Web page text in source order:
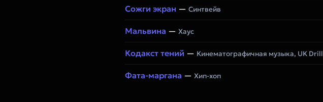
Сожги экран — Синтвейв
Мальвина — Хаус
Кодакст тений — Кинематографичная музыка, UK Drill
Фата-маргана — Хип-хоп